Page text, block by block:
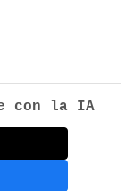
con la IA